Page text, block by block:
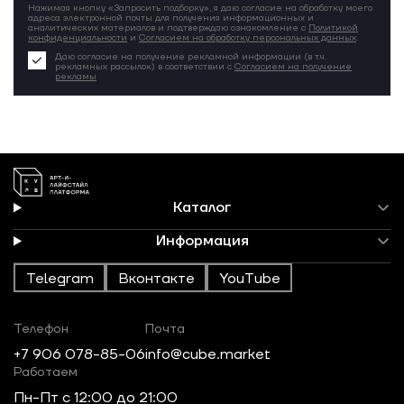
Нажимая кнопку «Запросить подборку», я даю согласие на обработку моего
адреса электронной почты для получения информационных и
аналитических материалов и подтверждаю ознакомление с Политикой
конфиденциальности и Согласием на обработку персональных данных.
Даю согласие на получение рекламной информации (в т.ч.
рекламных рассылок) в соответствии с Согласием на получение
рекламы
Каталог
Информация
Telegram Вконтакте YouTube
Телефон
+7 906 078-85-06
Почта
info@cube.market
Работаем
Пн-Пт c 12:00 до 21:00